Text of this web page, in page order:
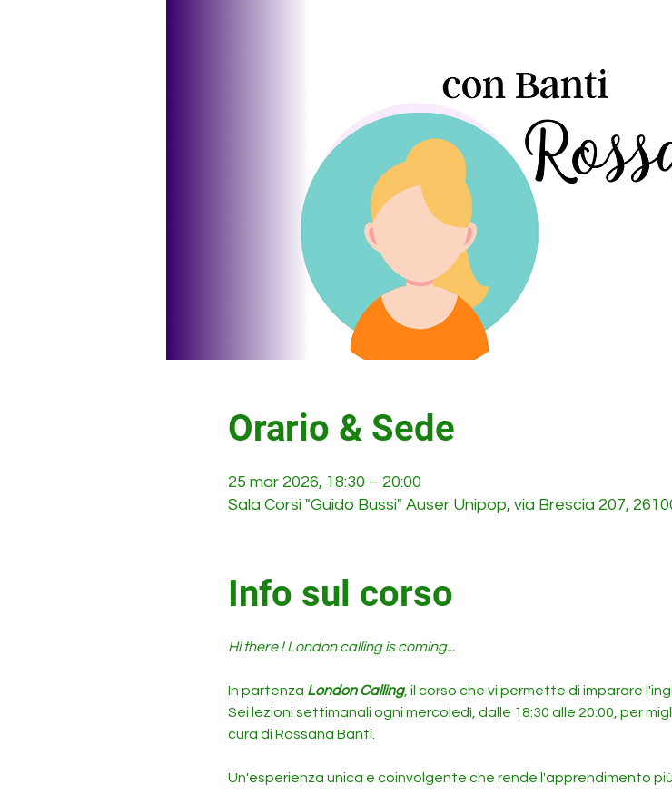
Orario & Sede
25 mar 2026, 18:30 – 20:00
Sala Corsi "Guido Bussi" Auser Unipop, via Brescia 207,
Info sul corso
Hi there ! London calling is coming...
In partenza London Calling, il corso che vi permette di imparare
Sei lezioni settimanali ogni mercoledì, dalle 18:30 alle 20:00, per
cura di Rossana Banti.
Un'esperienza unica e coinvolgente che rende l'apprendimento